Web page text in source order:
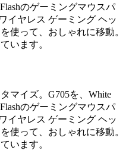
のゲーミングマウスパ
イヤレス ゲーミング ヘッ
使って、おしゃれに移動。
います。
マイズ。G705を、White
のゲーミングマウスパ
イヤレス ゲーミング ヘッ
使って、おしゃれに移動。
います。